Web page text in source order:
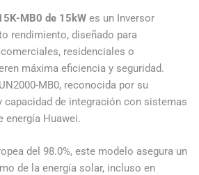
MB0 de 15kW es un Inversor
rendimiento, diseñado para
residenciales o
máxima eficiencia y seguridad.
MB0, reconocida por su
capacidad de integración con sistemas
energía Huawei.
del 98.0%, este modelo asegura un
de la energía solar, incluso en